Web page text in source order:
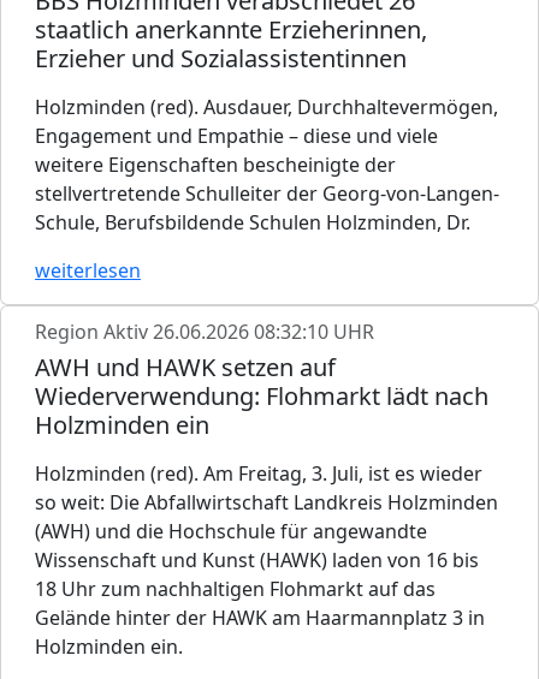
staatlich anerkannte Erzieherinnen,
Erzieher und Sozialassistentinnen
Holzminden (red). Ausdauer, Durchhaltevermögen,
Engagement und Empathie – diese und viele
weitere Eigenschaften bescheinigte der
stellvertretende Schulleiter der Georg-von-Langen-
Schule, Berufsbildende Schulen Holzminden, Dr.
weiterlesen
Region Aktiv26.06.2026 08:32:10 UHR
AWH und HAWK setzen auf
Wiederverwendung: Flohmarkt lädt nach
Holzminden ein
Holzminden (red). Am Freitag, 3. Juli, ist es wieder
so weit: Die Abfallwirtschaft Landkreis Holzminden
(AWH) und die Hochschule für angewandte
Wissenschaft und Kunst (HAWK) laden von 16 bis
18 Uhr zum nachhaltigen Flohmarkt auf das
Gelände hinter der HAWK am Haarmannplatz 3 in
Holzminden ein.